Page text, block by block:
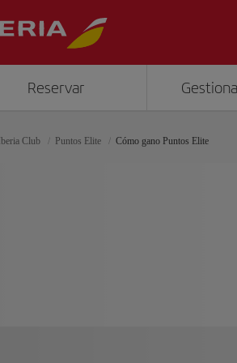
Reservar
Iberia Club Puntos Elite Cómo gano Puntos Elite